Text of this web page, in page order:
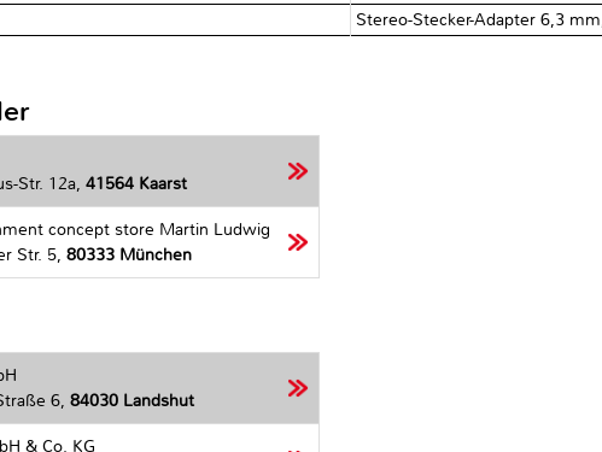
Stereo-Stecker-Adapter 6,3
Str. 12a, 41564 Kaarst
concept store Martin Ludwig
Str. 5, 80333 München
6, 84030 Landshut
& Co. KG